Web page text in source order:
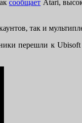
сообщает Atari,
так и
перешли к